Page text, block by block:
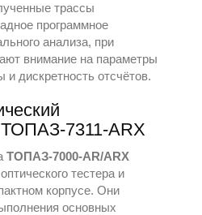
трассы
программное
анализа, при
внимание на параметры
дискретность отсчётов.
7311-ARX
ТОПАЗ-7000-AR/ARX
тестера и
корпусе. Они
основных